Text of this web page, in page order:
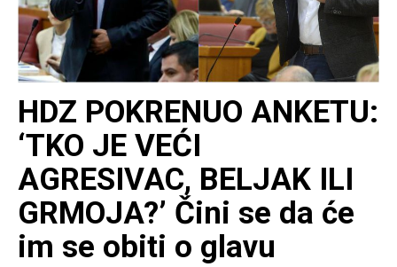
HDZ POKRENUO ANKETU:
‘TKO JE VEĆI
AGRESIVAC, BELJAK ILI
GRMOJA?’ Čini se da će
im se obiti o glavu